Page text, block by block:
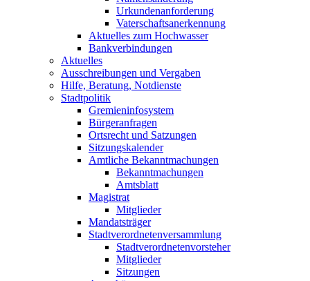
Urkundenanforderung
Vaterschaftsanerkennung
Aktuelles zum Hochwasser
Bankverbindungen
Aktuelles
Ausschreibungen und Vergaben
Hilfe, Beratung, Notdienste
Stadtpolitik
Gremieninfosystem
Bürgeranfragen
Ortsrecht und Satzungen
Sitzungskalender
Amtliche Bekanntmachungen
Bekanntmachungen
Amtsblatt
Magistrat
Mitglieder
Mandatsträger
Stadtverordnetenversammlung
Stadtverordnetenvorsteher
Mitglieder
Sitzungen